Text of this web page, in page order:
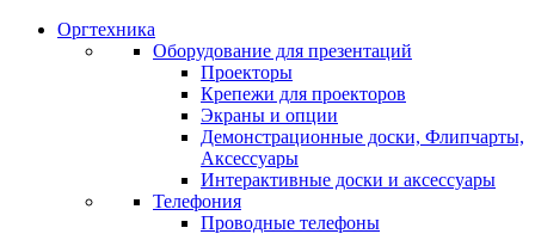
Оргтехника
Оборудование для презентаций
Проекторы
Крепежи для проекторов
Экраны и опции
Демонстрационные доски, Флипчарты,
Аксессуары
Интерактивные доски и аксессуары
Телефония
Проводные телефоны